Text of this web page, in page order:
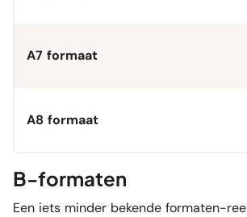
A7 formaat
A8 formaat
B-formaten
Een iets minder bekende formaten-